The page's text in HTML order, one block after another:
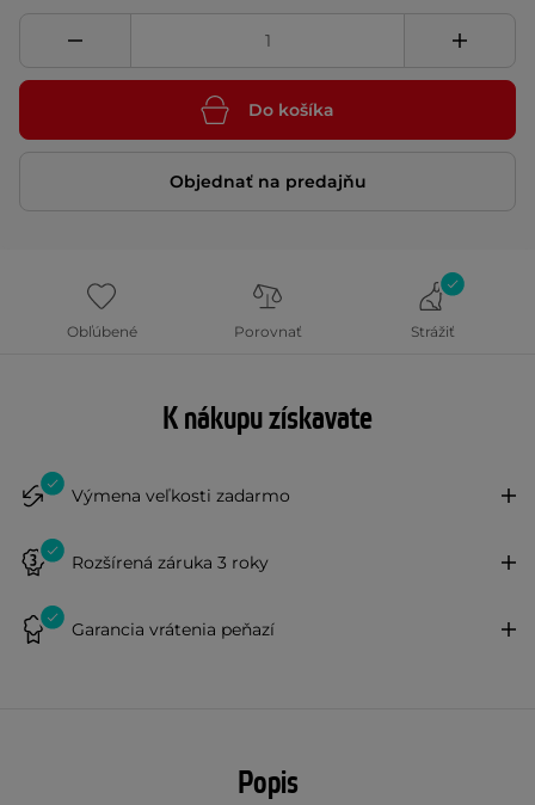
Do košíka
Objednať na predajňu
Obľúbené Porovnať Strážiť
K nákupu získavate
Výmena veľkosti zadarmo
Rozšírená záruka 3 roky
Garancia vrátenia peňazí
Popis